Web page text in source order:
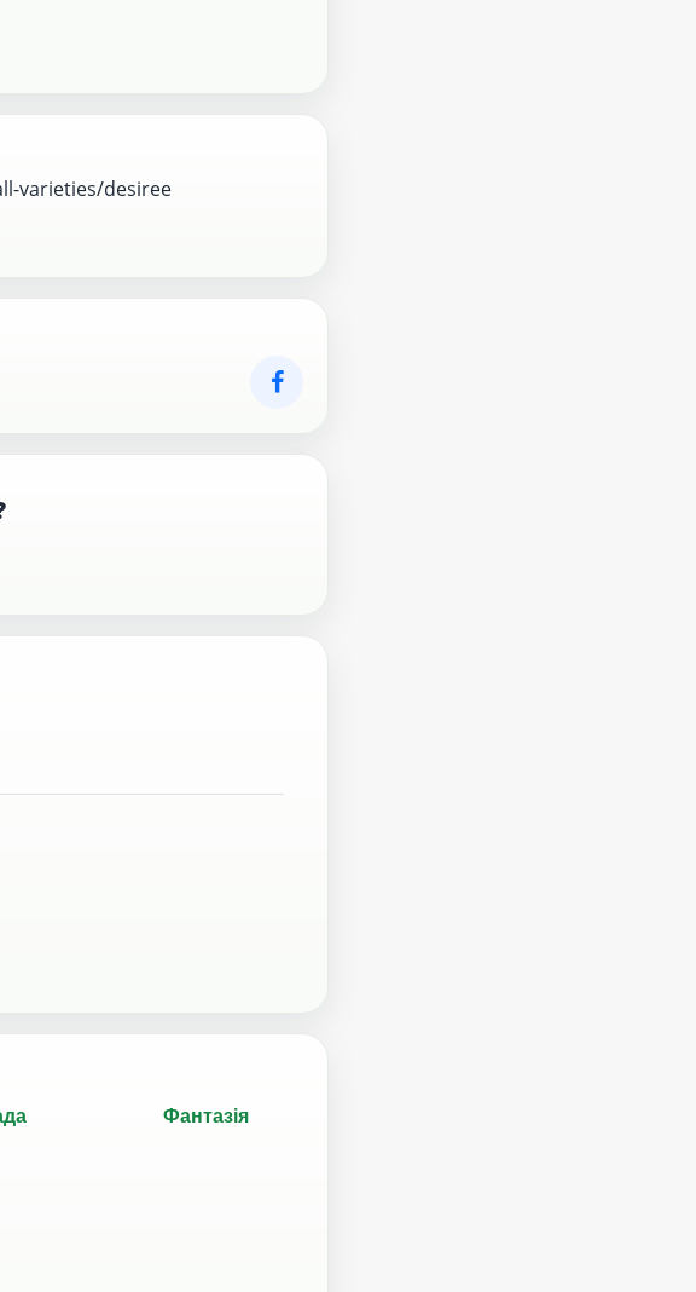
varieties/desiree
Фантазія